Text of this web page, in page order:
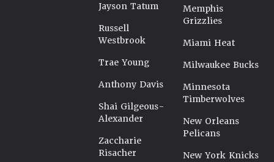
Jayson Tatum
Russell
Westbrook
Trae Young
Anthony Davis
Shai Gilgeous-
Alexander
Zaccharie
Risacher
Memphis
Grizzlies
Miami Heat
Milwaukee Bucks
Minnesota
Timberwolves
New Orleans
Pelicans
New York Knicks